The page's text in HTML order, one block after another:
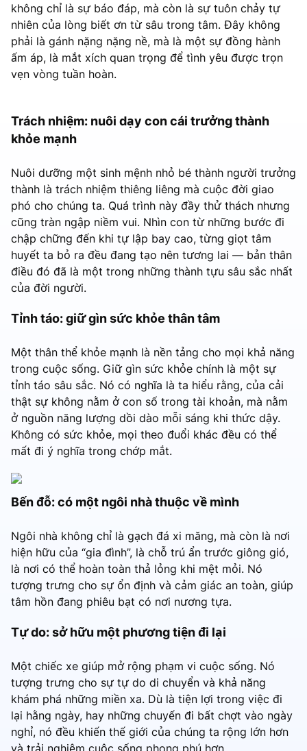
không chỉ là sự báo đáp, mà còn là sự tuôn chảy tự
nhiên của lòng biết ơn từ sâu trong tâm. Đây không
phải là gánh nặng nặng nề, mà là một sự đồng hành
ấm áp, là mắt xích quan trọng để tình yêu được trọn
vẹn vòng tuần hoàn.
Trách nhiệm: nuôi dạy con cái trưởng thành
khỏe mạnh
Nuôi dưỡng một sinh mệnh nhỏ bé thành người trưởng
thành là trách nhiệm thiêng liêng mà cuộc đời giao
phó cho chúng ta. Quá trình này đầy thử thách nhưng
cũng tràn ngập niềm vui. Nhìn con từ những bước đi
chập chững đến khi tự lập bay cao, từng giọt tâm
huyết ta bỏ ra đều đang tạo nên tương lai — bản thân
điều đó đã là một trong những thành tựu sâu sắc nhất
của đời người.
Tỉnh táo: giữ gìn sức khỏe thân tâm
Một thân thể khỏe mạnh là nền tảng cho mọi khả năng
trong cuộc sống. Giữ gìn sức khỏe chính là một sự
tỉnh táo sâu sắc. Nó có nghĩa là ta hiểu rằng, của cải
thật sự không nằm ở con số trong tài khoản, mà nằm
ở nguồn năng lượng dồi dào mỗi sáng khi thức dậy.
Không có sức khỏe, mọi theo đuổi khác đều có thể
mất đi ý nghĩa trong chớp mắt.
Bến đỗ: có một ngôi nhà thuộc về mình
Ngôi nhà không chỉ là gạch đá xi măng, mà còn là nơi
hiện hữu của “gia đình”, là chỗ trú ẩn trước giông gió,
là nơi có thể hoàn toàn thả lỏng khi mệt mỏi. Nó
tượng trưng cho sự ổn định và cảm giác an toàn, giúp
tâm hồn đang phiêu bạt có nơi nương tựa.
Tự do: sở hữu một phương tiện đi lại
Một chiếc xe giúp mở rộng phạm vi cuộc sống. Nó
tượng trưng cho sự tự do di chuyển và khả năng
khám phá những miền xa. Dù là tiện lợi trong việc đi
lại hằng ngày, hay những chuyến đi bất chợt vào ngày
nghỉ, nó đều khiến thế giới của chúng ta rộng lớn hơn